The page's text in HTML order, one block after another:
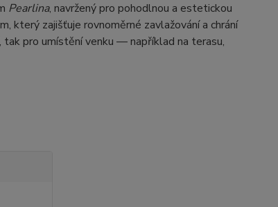
Pearlina, navržený pro pohodlnou a estetickou
který zajišťuje rovnoměrné zavlažování a chrání
pro umístění venku — například na terasu,